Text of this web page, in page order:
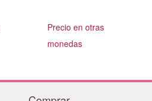
Precio en otras
monedas